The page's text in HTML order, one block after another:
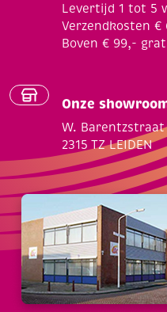
Levertijd 1 tot 5
Verzendkosten €
Boven € 99,-
Onze
W. Barentzstraat
2315 TZ LEIDEN